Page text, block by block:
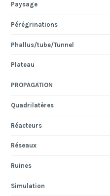
Paysage
Pérégrinations
Phallus/tube/Tunnel
Plateau
PROPAGATION
Quadrilatères
Réacteurs
Réseaux
Ruines
Simulation